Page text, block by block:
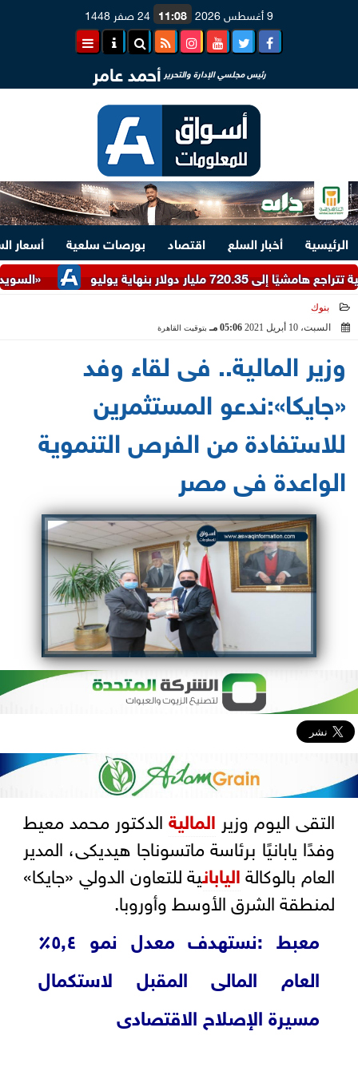
9 أغسطس 2026 11:08 24 صفر 1448
رئيس مجلسي الإدارة والتحرير أحمد عامر
الرئيسية أخبار السلع اقتصاد بورصات سلعية
أسعار
«السويدي
بنهاية يوليو
بنوك
السبت، 10 أبريل 2021
05:06 مـ بتوقيت القاهرة
وزير المالية.. فى لقاء وفد
«جايكا»:ندعو المستثمرين
للاستفادة من الفرص التنموية
الواعدة فى مصر
التقى اليوم وزير الماليةالدكتور محمد معيط
وفدًا يابانيًا برئاسة ماتسوناجا هيديكى، المدير
العام بالوكالةاليابانية للتعاون الدولي «جايكا»
لمنطقة الشرق الأوسط وأوروبا.
معبط :نستهدف معدل نمو ٥,٤٪
العام المالى المقبل لاستكمال
مسيرة الإصلاح الاقتصادى